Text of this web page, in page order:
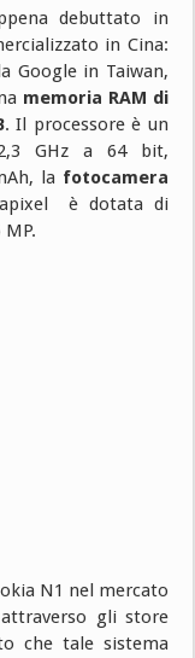
debuttato in
in Cina:
Google in Taiwan,
memoria RAM di
. Il processore è un
GHz a 64 bit,
la fotocamera
è dotata di
N1 nel mercato
attraverso gli store
che tale sistema